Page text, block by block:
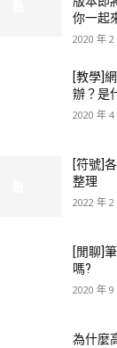
你一起
2020 年 2
[教學]
辦？是
2020 年 4
[符號]
整理
2022 年 2
[閒聊]
嗎?
2020 年 9
為什麼